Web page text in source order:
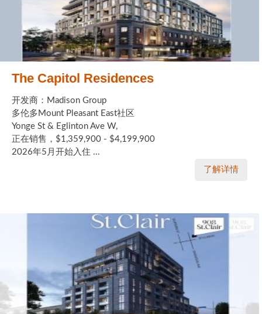
The Capitol Residences
开发商：Madison Group
多伦多Mount Pleasant East社区
Yonge St & Eglinton Ave W,
正在销售，$1,359,900 - $4,199,900
2026年5月开始入住 ...
了解详情